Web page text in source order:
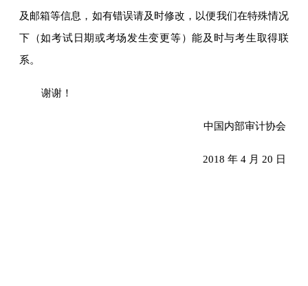
及邮箱等信息，如有错误请及时修改，以便我们在特殊情况
下（如考试日期或考场发生变更等）能及时与考生取得联
系。
谢谢！
中国内部审计协会
2018 年 4 月 20 日